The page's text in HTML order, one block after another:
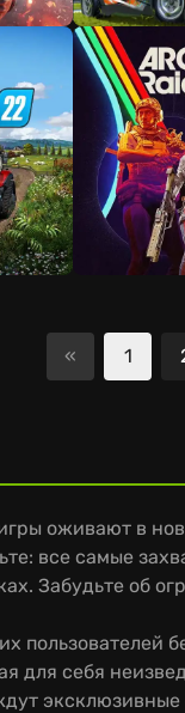
« 1
оживают в
все самые
Забудьте об
пользователей
для себя